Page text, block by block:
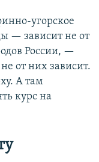
угорское
— зависит не от
России, —
от них зависит.
А там
курс на